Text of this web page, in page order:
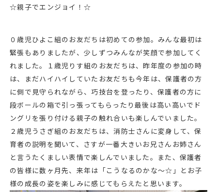
☆親子でエンジョイ！☆
０歳児ひよこ組のお友だちは初めての参加。みんな最初は
緊張もありましたが、少しずつみんなが笑顔で参加してく
れました。１歳児りす組のお友だちは、昨年度の参加の時
は、まだハイハイしていたお友だちも今年は、保護者の方
に側で見守られながら、巧技台を登ったり、保護者の方に
段ボールの箱で引っ張ってもらったり最後は高い高いでド
ングリを張り付ける親子の触れ合いも楽しんでいました。
２歳児うさぎ組のお友だちは、消防士さんに変身して、保
育者の説明を聞いて、さすが一番大きいお兄さんお姉さん
と言うたくましい表情で楽しんでいました。また、保護者
の皆様に数ヶ月先、来年は「こうなるのかな～☆」とお子
様の成長の姿を楽しみに感じてもらえたと思います。